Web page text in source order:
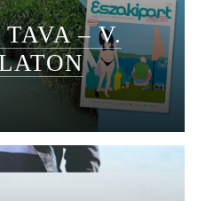
– V.